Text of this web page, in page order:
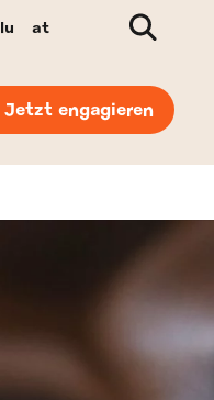
lu at Suche
Jetzt engagieren